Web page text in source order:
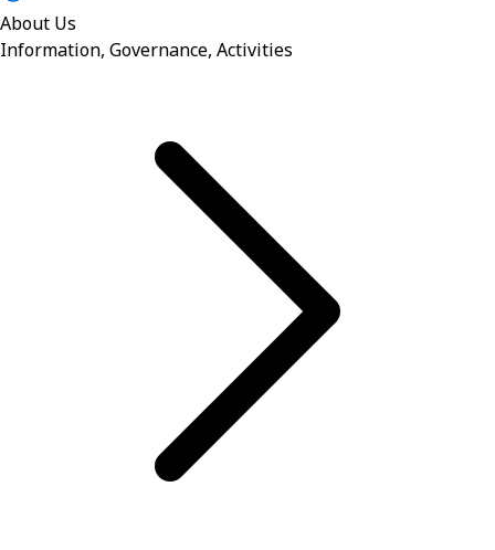
About Us
Information, Governance, Activities